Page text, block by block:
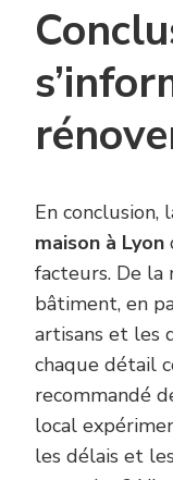
En conclusion,
maison à Lyon
facteurs. De
bâtiment, en
artisans et les
chaque détail
recommandé
local
les délais et